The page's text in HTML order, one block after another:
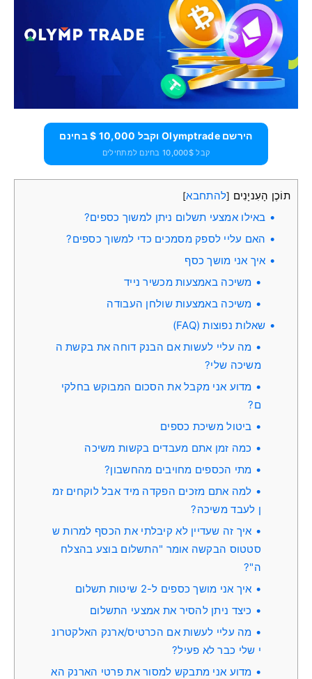
הירשם Olymptrade וקבל 10,000 $ בחינם
קבל 10,000$ בחינם למתחילים
תוֹכֶן הָעִניָנִים [להתחבא]
באילו אמצעי תשלום ניתן למשוך כספים?
האם עליי לספק מסמכים כדי למשוך כספים?
איך אני מושך כסף
משיכה באמצעות מכשיר נייד
משיכה באמצעות שולחן העבודה
שאלות נפוצות (FAQ)
מה עליי לעשות אם הבנק דוחה את בקשת ה
משיכה שלי?
מדוע אני מקבל את הסכום המבוקש בחלקי
ם?
ביטול משיכת כספים
כמה זמן אתם מעבדים בקשות משיכה
מתי הכספים מחויבים מהחשבון?
למה אתם מזכים הפקדה מיד אבל לוקחים זמ
ן לעבד משיכה?
איך זה שעדיין לא קיבלתי את הכסף למרות ש
סטטוס הבקשה אומר "התשלום בוצע בהצלח
ה"?
איך אני מושך כספים ל-2 שיטות תשלום
כיצד ניתן להסיר את אמצעי התשלום
מה עליי לעשות אם הכרטיס/ארנק האלקטרונ
י שלי כבר לא פעיל?
מדוע אני מתבקש למסור את פרטי הארנק הא